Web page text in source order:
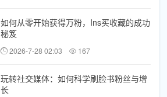
如何从零开始获得万粉，Ins买收藏的成功
秘笈
2026-7-28 02:03 167
玩转社交媒体：如何科学刷脸书粉丝与增
长